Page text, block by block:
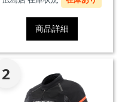
できます。また、防水の内ポケ
ット、EN17092クラスA認証、パ
ンツと接続可能なファスナーを
備えています。
商品詳細
2